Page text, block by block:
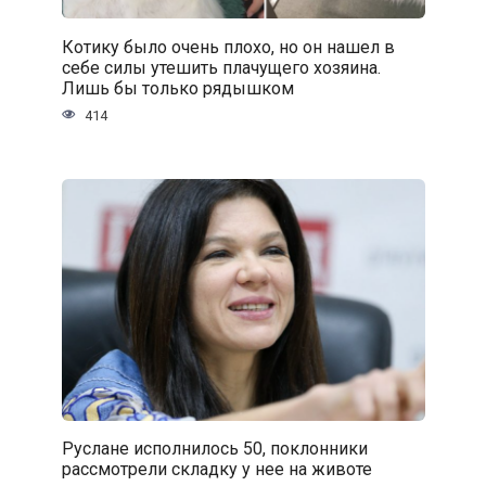
Котику было очень плохо, но он нашел в
себе силы утешить плачущего хозяина.
Лишь бы только рядышком
414
Руслане исполнилось 50, поклонники
рассмотрели складку у нее на животе